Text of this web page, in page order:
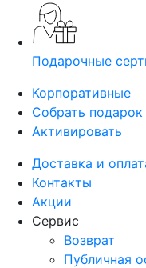
Подарочные
Корпоративные
Собрать подарок
Активировать
Доставка и
Контакты
Акции
Сервис
Возврат
Публичная